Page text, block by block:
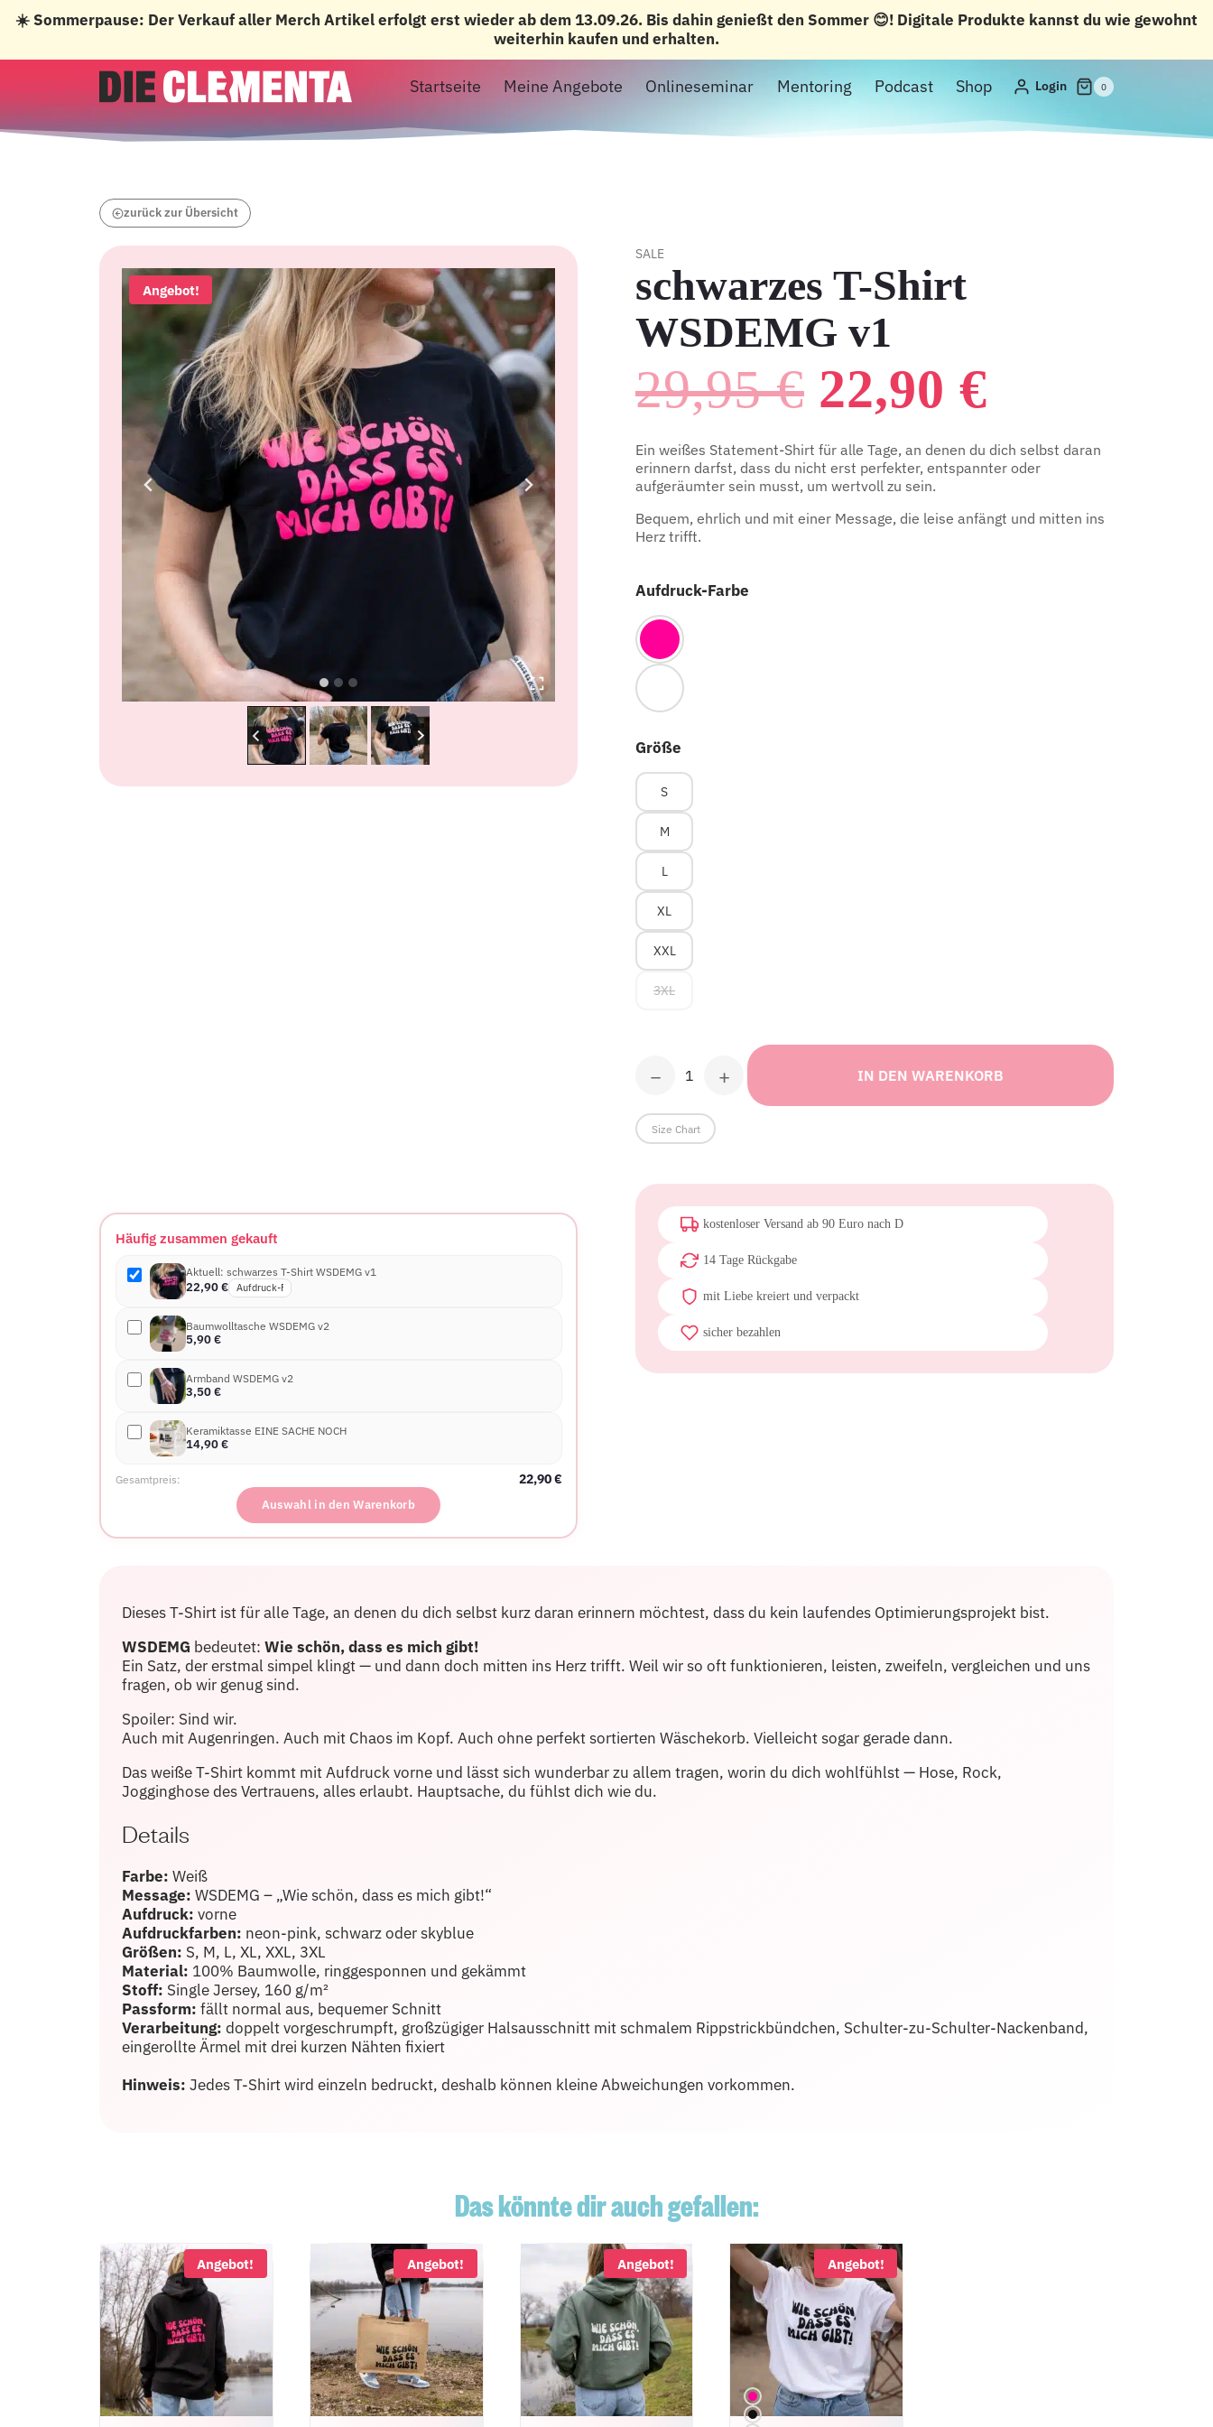
☀️ Sommerpause: Der Verkauf aller Merch Artikel erfolgt erst wieder ab dem 13.09.26. Bis dahin genießt den Sommer 😊! Digitale Produkte kannst du wie gewohnt
weiterhin kaufen und erhalten.
springen
Startseite Meine Angebote Onlineseminar Mentoring Podcast Shop Login 0
zurück zur Übersicht
Angebot!
SALE
schwarzes T-Shirt
WSDEMG v1
29,95€
PREIS
WAR:
29,95 €
22,90 €
PREIS
IST:
22,90 €.
Ein weißes Statement-Shirt für alle Tage, an denen du dich selbst daran
erinnern darfst, dass du nicht erst perfekter, entspannter oder
aufgeräumter sein musst, um wertvoll zu sein.
Bequem, ehrlich und mit einer Message, die leise anfängt und mitten ins
Herz trifft.
Aufdruck-Farbe
Größe
S
M
L
XL
XXL
3XL
schwarzes
Shirt
WSDEMG
− + IN DEN WARENKORB
Size Chart
Häufig zusammen gekauft
Aktuell: schwarzes T-Shirt WSDEMG v1
22,90€
Baumwolltasche WSDEMG v2
5,90€
Armband WSDEMG v2
3,50€
Keramiktasse EINE SACHE NOCH
14,90€
Gesamtpreis: 22,90€
Auswahl in den Warenkorb
kostenloser Versand ab 90 Euro nach D
14 Tage Rückgabe
mit Liebe kreiert und verpackt
sicher bezahlen
Dieses T-Shirt ist für alle Tage, an denen du dich selbst kurz daran erinnern möchtest, dass du kein laufendes Optimierungsprojekt bist.
WSDEMG bedeutet: Wie schön, dass es mich gibt!
Ein Satz, der erstmal simpel klingt — und dann doch mitten ins Herz trifft. Weil wir so oft funktionieren, leisten, zweifeln, vergleichen und uns
fragen, ob wir genug sind.
Spoiler: Sind wir.
Auch mit Augenringen. Auch mit Chaos im Kopf. Auch ohne perfekt sortierten Wäschekorb. Vielleicht sogar gerade dann.
Das weiße T-Shirt kommt mit Aufdruck vorne und lässt sich wunderbar zu allem tragen, worin du dich wohlfühlst — Hose, Rock,
Jogginghose des Vertrauens, alles erlaubt. Hauptsache, du fühlst dich wie du.
Details
Farbe: Weiß
Message: WSDEMG – „Wie schön, dass es mich gibt!“
Aufdruck: vorne
Aufdruckfarben: neon-pink, schwarz oder skyblue
Größen: S, M, L, XL, XXL, 3XL
Material: 100% Baumwolle, ringgesponnen und gekämmt
Stoff: Single Jersey, 160 g/m²
Passform: fällt normal aus, bequemer Schnitt
Verarbeitung: doppelt vorgeschrumpft, großzügiger Halsausschnitt mit schmalem Rippstrickbündchen, Schulter-zu-Schulter-Nackenband,
eingerollte Ärmel mit drei kurzen Nähten fixiert
Hinweis: Jedes T-Shirt wird einzeln bedruckt, deshalb können kleine Abweichungen vorkommen.
Das könnte dir auch gefallen:
Angebot! Angebot! Angebot! Angebot!